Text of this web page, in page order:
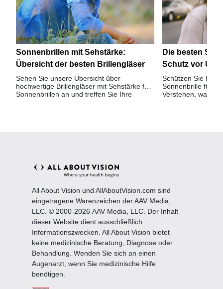
Sonnenbrillen mit Sehstärke:
Übersicht der besten Brillengläser
Sehen Sie unsere Übersicht über
hochwertige Brillengläser mit Sehstärke für
Sonnenbrillen an und treffen Sie Ihre
Die besten
Schutz vor UV
Schützen Sie Ihre
Sonnenbrille für
Verstehen, was
All About Vision und AllAboutVision.com sind
eingetragene Warenzeichen der AAV Media,
LLC. © 2000-2026 AAV Media, LLC. Der Inhalt
dieser Website dient ausschließlich
Informationszwecken. All About Vision bietet
keine medizinische Beratung, Diagnose oder
Behandlung. Wenden Sie sich an einen
Augenarzt, wenn Sie medizinische Hilfe
benötigen.